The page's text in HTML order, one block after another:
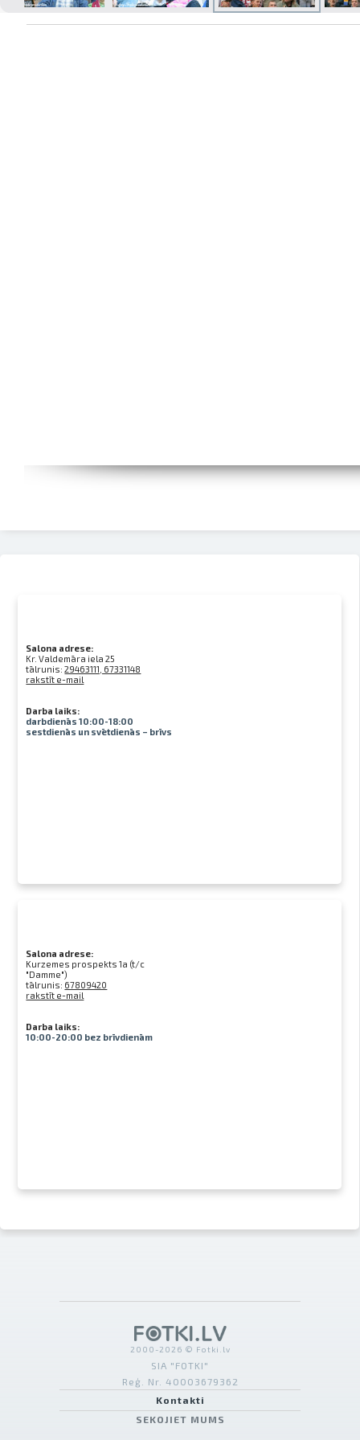
Salona adrese:
Kr. Valdemāra iela 25
tālrunis:29463111, 67331148
rakstīt e-mail
Darba laiks:
darbdienās 10:00-18:00
sestdienās un svētdienās – brīvs
Salona adrese:
Kurzemes prospekts 1a (t/c
"Damme")
tālrunis: 67809420
rakstīt e-mail
Darba laiks:
10:00-20:00 bez brīvdienām
2000-2026 © Fotki.lv
SIA "FOTKI"
Reģ. Nr. 40003679362
Kontakti
SEKOJIET MUMS